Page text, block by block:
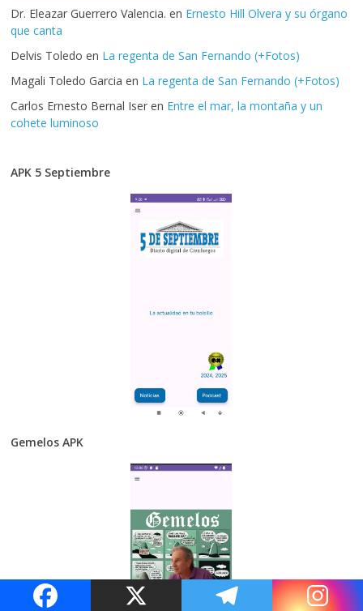
Dr. Eleazar Guerrero Valencia. en Ernesto Hill Olvera y su órgano
que canta
Delvis Toledo en La regenta de San Fernando (+Fotos)
Magali Toledo Garcia en La regenta de San Fernando (+Fotos)
Carlos Ernesto Bernal Iser en Entre el mar, la montaña y un
cohete luminoso
APK 5 Septiembre
Gemelos APK